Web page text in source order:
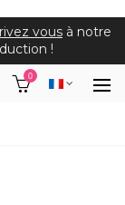
vous à notre
!
0